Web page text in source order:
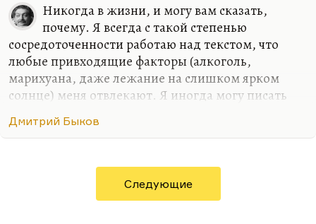
Никогда в жизни, и могу вам сказать,
почему. Я всегда с такой степенью
сосредоточенности работаю над текстом, что
любые привходящие факторы (алкоголь,
марихуана, даже лежание на слишком ярком
солнце) меня отвлекают. Я иногда могу писать
обстановке, как было в армии. Там с какой-то
на внутреннем протесте. Либо в условиях
умеренного, неприхотливого, но все-таки
комфорта. Мне, в общем, не нравится, когда меня
Дмитрий Быков
Следующие